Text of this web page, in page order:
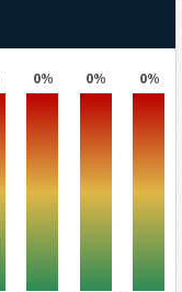
0% 0% 0%